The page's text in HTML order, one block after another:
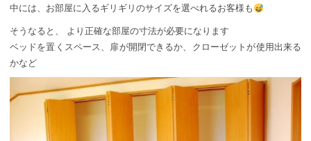
中には、お部屋に入るギリギリのサイズを選べれるお客様も
そうなると、 より正確な部屋の寸法が必要になります
ベッドを置くスペース、扉が開閉できるか、クローゼットが使用出来る
かなど